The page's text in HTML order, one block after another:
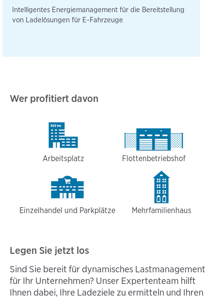
Intelligentes Energiemanagement für die Bereitstellung
von Ladelösungen für E-Fahrzeuge
Wer profitiert davon
Arbeitsplatz Flottenbetriebshof
Einzelhandel und Parkplätze Mehrfamilienhaus
Legen Sie jetzt los
Sind Sie bereit für dynamisches Lastmanagement
für Ihr Unternehmen? Unser Expertenteam hilft
Ihnen dabei, Ihre Ladeziele zu ermitteln und Ihren